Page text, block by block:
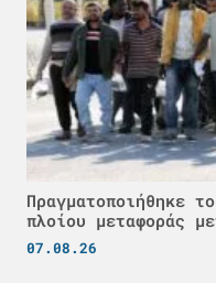
Πραγματοποιήθηκε
πλοίου μεταφοράς
07.08.26